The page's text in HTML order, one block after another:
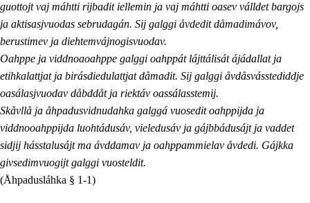
guottojt vaj máhtti rijbadit iellemin ja vaj máhtti oasev válldet bargojs
ja aktisasjvuodas sebrudagán. Sij galggi åvdedit dåmadimávov,
berustimev ja diehtemvájnogisvuodav.
Oahppe ja viddnoaoahppe galggi oahppát lájttálisát ájádallat ja
etihkalattjat ja birásdiedulattjat dåmadit. Sij galggi åvdåsvásstediddje
oasálasjvuodav dåbddåt ja riektáv oassálasstemij.
Skåvllå ja åhpadusvidnudahka galggá vuosedit oahppijda ja
viddnooahppijda luohtádusáv, vieledusáv ja gájbbádusájt ja vaddet
sidjij hásstalusájt ma ávddamav ja oahppammielav åvdedi. Gájkka
givsedimvuogijt galggi vuosteldit.
(Åhpadusláhka § 1-1)